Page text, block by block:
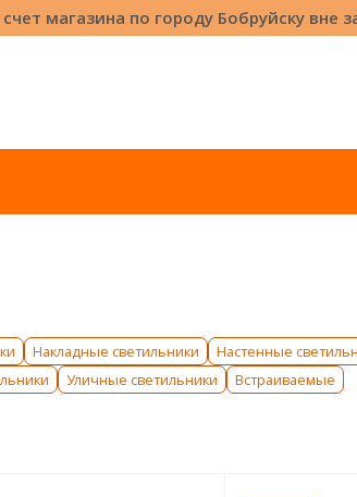
магазина по городу Бобруйску вне
Накладные светильники Настенные
Уличные светильники Встраиваемые